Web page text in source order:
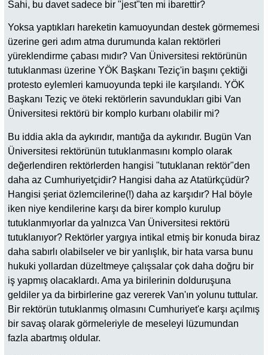
Sahi, bu davet sadece bir "jest"ten mi ibarettir?
Yoksa yaptıkları hareketin kamuoyundan destek görmemesi
üzerine geri adım atma durumunda kalan rektörleri
yüreklendirme çabası mıdır? Van Üniversitesi rektörünün
tutuklanması üzerine YÖK Başkanı Teziç'in başını çektiği
protesto eylemleri kamuoyunda tepki ile karşılandı. YÖK
Başkanı Teziç ve öteki rektörlerin savundukları gibi Van
Üniversitesi rektörü bir komplo kurbanı olabilir mi?
Bu iddia akla da aykırıdır, mantığa da aykırıdır. Bugün Van
Üniversitesi rektörünün tutuklanmasını komplo olarak
değerlendiren rektörlerden hangisi "tutuklanan rektör"den
daha az Cumhuriyetçidir? Hangisi daha az Atatürkçüdür?
Hangisi şeriat özlemcilerine(!) daha az karşıdır? Hal böyle
iken niye kendilerine karşı da birer komplo kurulup
tutuklanmıyorlar da yalnızca Van Üniversitesi rektörü
tutuklanıyor? Rektörler yargıya intikal etmiş bir konuda biraz
daha sabırlı olabilseler ve bir yanlışlık, bir hata varsa bunu
hukuki yollardan düzeltmeye çalışsalar çok daha doğru bir
iş yapmış olacaklardı. Ama ya birilerinin dolduruşuna
geldiler ya da birbirlerine gaz vererek Van'ın yolunu tuttular.
Bir rektörün tutuklanmış olmasını Cumhuriyet'e karşı açılmış
bir savaş olarak görmeleriyle de meseleyi lüzumundan
fazla abartmış oldular.